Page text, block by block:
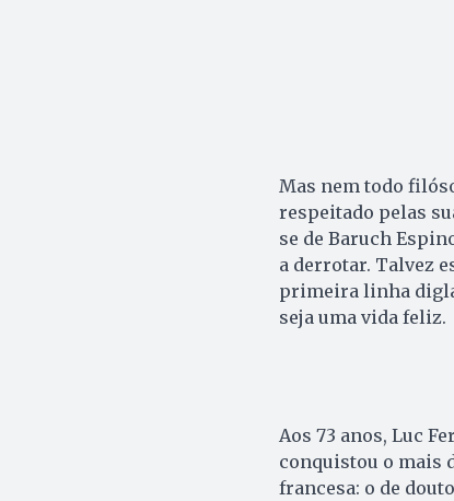
Mas nem todo
respeitado pelas
se de Baruch
a derrotar. Talvez
primeira linha
seja uma vida feliz.
Aos 73 anos, Luc
conquistou o mais
francesa: o de